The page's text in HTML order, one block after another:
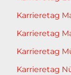
Karrieretag
Karrieretag
Karrieretag
Karrieretag